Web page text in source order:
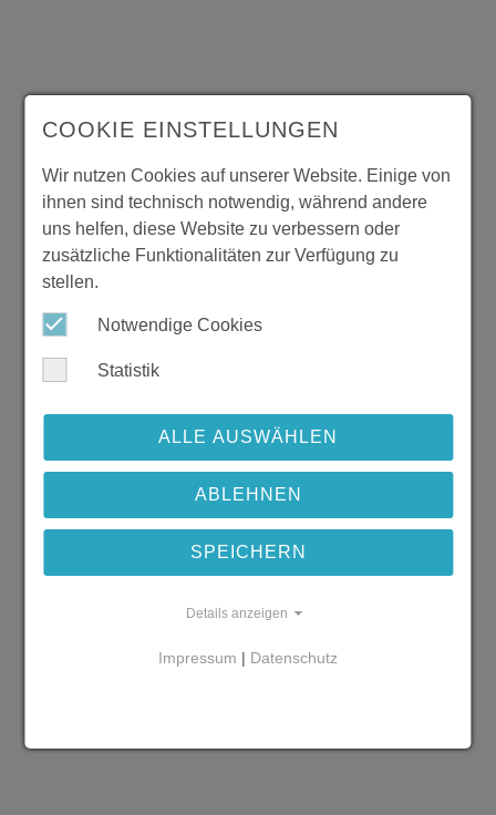
COOKIE EINSTELLUNGEN
Wir nutzen Cookies auf unserer Website. Einige von
ihnen sind technisch notwendig, während andere
uns helfen, diese Website zu verbessern oder
zusätzliche Funktionalitäten zur Verfügung zu
stellen.
Notwendige Cookies
Statistik
ALLE AUSWÄHLEN
ABLEHNEN
SPEICHERN
Details anzeigen
Impressum | Datenschutz